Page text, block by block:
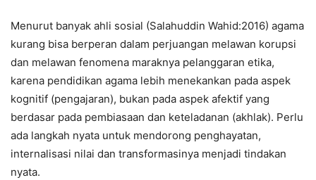
Menurut banyak ahli sosial (Salahuddin Wahid:2016) agama
kurang bisa berperan dalam perjuangan melawan korupsi
dan melawan fenomena maraknya pelanggaran etika,
karena pendidikan agama lebih menekankan pada aspek
kognitif (pengajaran), bukan pada aspek afektif yang
berdasar pada pembiasaan dan keteladanan (akhlak). Perlu
ada langkah nyata untuk mendorong penghayatan,
internalisasi nilai dan transformasinya menjadi tindakan
nyata.